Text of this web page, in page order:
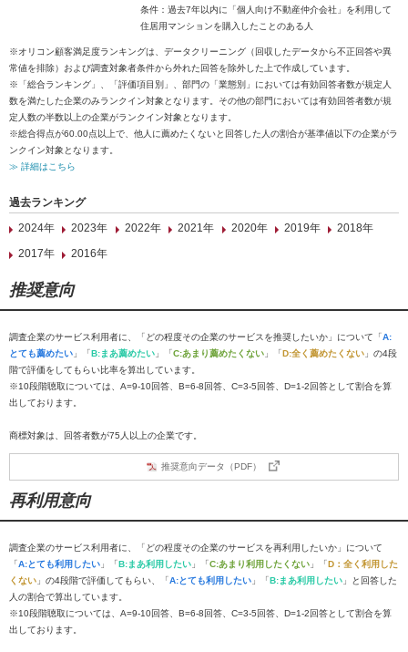
条件：過去7年以内に「個人向け不動産仲介会社」を利用して
住居用マンションを購入したことのある人
※オリコン顧客満足度ランキングは、データクリーニング（回収したデータから不正回答や異
常値を排除）および調査対象者条件から外れた回答を除外した上で作成しています。
※「総合ランキング」、「評価項目別」、部門の「業態別」においては有効回答者数が規定人
数を満たした企業のみランクイン対象となります。その他の部門においては有効回答者数が規
定人数の半数以上の企業がランクイン対象となります。
※総合得点が60.00点以上で、他人に薦めたくないと回答した人の割合が基準値以下の企業がラ
ンクイン対象となります。
≫ 詳細はこちら
過去ランキング
2024年
2023年 2022年 2021年 2020年 2019年
2018年
2017年
2016年
推奨意向
調査企業のサービス利用者に、「どの程度その企業のサービスを推奨したいか」について「A:
とても薦めたい 」「B:まあ薦めたい 」「C:あまり薦めたくない 」「D:全く薦めたくない 」の4段
階で評価をしてもらい比率を算出しています。
※10段階聴取については、A=9-10回答、B=6-8回答、C=3-5回答、D=1-2回答として割合を算
出しております。
商標対象は、回答者数が75人以上の企業です。
推奨意向データ（PDF）
再利用意向
調査企業のサービス利用者に、「どの程度その企業のサービスを再利用したいか」について
「A:とても利用したい 」「B:まあ利用したい 」「C:あまり利用したくない 」「D：全く利用した
くない 」の4段階で評価してもらい、「A:とても利用したい 」「B:まあ利用したい 」と回答した
人の割合で算出しています。
※10段階聴取については、A=9-10回答、B=6-8回答、C=3-5回答、D=1-2回答として割合を算
出しております。